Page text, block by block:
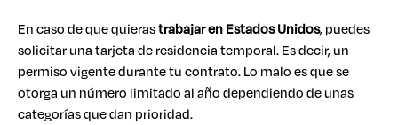
En caso de que quierastrabajar en Estados Unidos, puedes
solicitar una tarjeta de residencia temporal. Es decir, un
permiso vigente durante tu contrato. Lo malo es que se
otorga un número limitado al año dependiendo de unas
categorías que dan prioridad.